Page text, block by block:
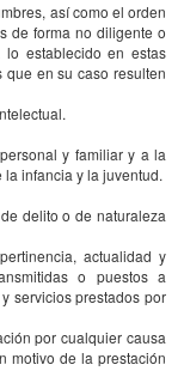
así como el orden
de forma no diligente o
establecido en estas
en su caso resulten
y familiar y a la
infancia y la juventud.
delito o de naturaleza
actualidad y
o puestos a
servicios prestados por
por cualquier causa
motivo de la prestación